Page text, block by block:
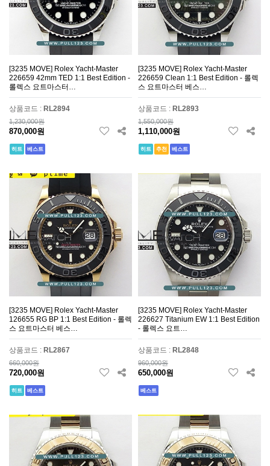
[3235 MOVE] Rolex Yacht-Master
226659 42mm TED 1:1 Best Edition -
롤렉스 요트마스터…
상품코드 : RL2894
1,230,000원
870,000원
히트 베스트
[3235 MOVE] Rolex Yacht-Master
226659 Clean 1:1 Best Edition - 롤렉
스 요트마스터 베스…
상품코드 : RL2893
1,550,000원
1,110,000원
히트 추천 베스트
[3235 MOVE] Rolex Yacht-Master
126655 RG BP 1:1 Best Edition - 롤렉
스 요트마스터 베스…
상품코드 : RL2867
660,000원
720,000원
히트 베스트
[3235 MOVE] Rolex Yacht-Master
226627 Titanium EW 1:1 Best Edition
- 롤렉스 요트…
상품코드 : RL2848
960,000원
650,000원
베스트